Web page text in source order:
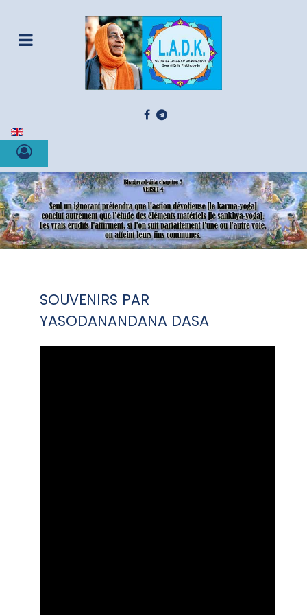
Sélectionnez votre langue
SOUVENIRS PAR
YASODANANDANA DASA